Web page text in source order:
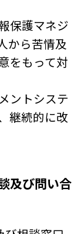
保護マネジ
から苦情及
をもって対
ントシステ
継続的に改
及び問い合